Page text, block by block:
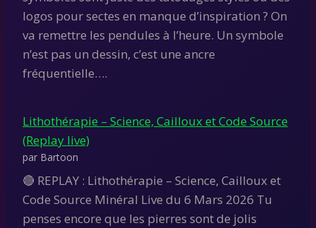
logos pour sectes en manque d’inspiration ? On
va remettre les pendules à l’heure. Un symbole
n’est pas un dessin, c’est une ancre
fréquentielle….
Lithothérapie – Science, Cailloux et Code Source
(Replay live)
par Bartoon
🔴 REPLAY : Lithothérapie – Science, Cailloux et
Code Source Minéral Live du 6 Mars 2026 Tu
penses encore que les pierres sont de jolis